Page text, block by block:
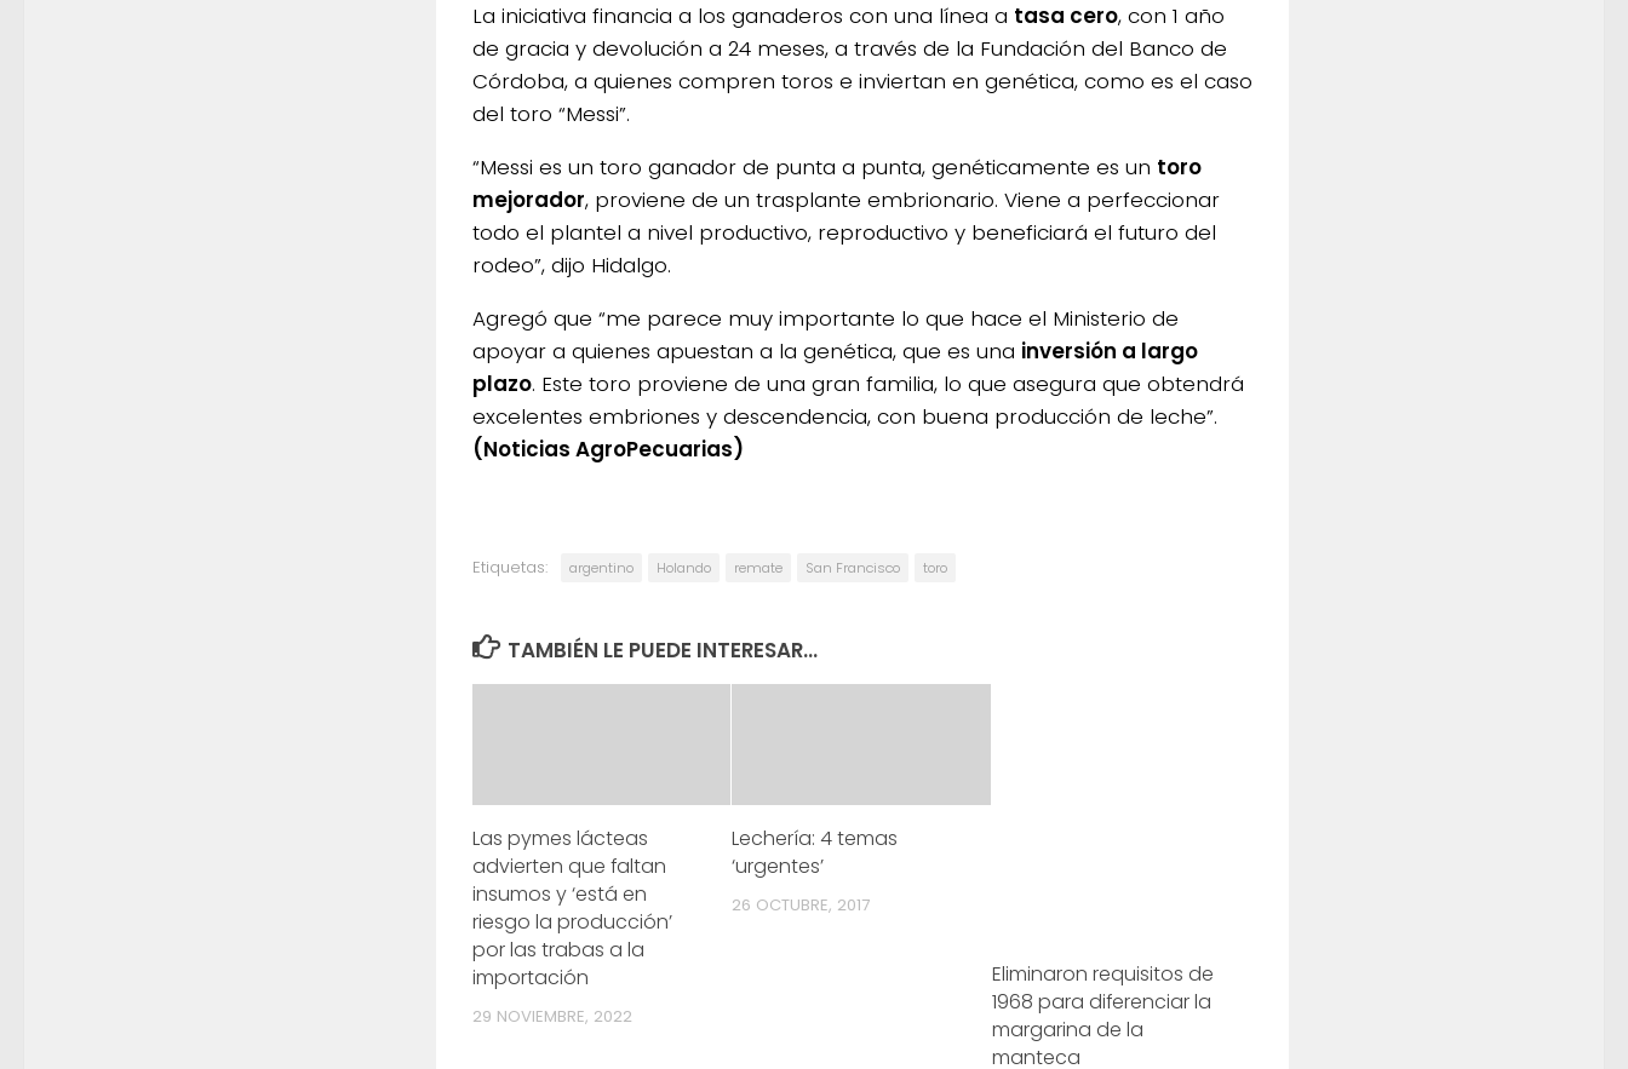
La iniciativa financia a los ganaderos con una línea a tasa cero, con 1 año
de gracia y devolución a 24 meses, a través de la Fundación del Banco de
Córdoba, a quienes compren toros e inviertan en genética, como es el caso
del toro “Messi”.
“Messi es un toro ganador de punta a punta, genéticamente es un toro
mejorador, proviene de un trasplante embrionario. Viene a perfeccionar
todo el plantel a nivel productivo, reproductivo y beneficiará el futuro del
rodeo”, dijo Hidalgo.
Agregó que “me parece muy importante lo que hace el Ministerio de
apoyar a quienes apuestan a la genética, que es una inversión a largo
plazo. Este toro proviene de una gran familia, lo que asegura que obtendrá
excelentes embriones y descendencia, con buena producción de leche”.
(Noticias AgroPecuarias)
Etiquetas: argentino Holando remate San Francisco toro
TAMBIÉN LE PUEDE INTERESAR...
Las pymes lácteas
advierten que faltan
insumos y ‘está en
riesgo la producción’
por las trabas a la
importación
29 NOVIEMBRE, 2022
Lechería: 4 temas
‘urgentes’
26 OCTUBRE, 2017
Eliminaron requisitos de
1968 para diferenciar la
margarina de la
manteca